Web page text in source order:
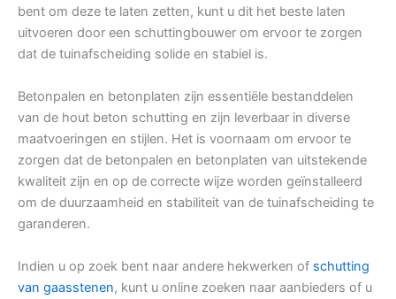
bent om deze te laten zetten, kunt u dit het beste laten
uitvoeren door een schuttingbouwer om ervoor te zorgen
dat de tuinafscheiding solide en stabiel is.
Betonpalen en betonplaten zijn essentiële bestanddelen
van de hout beton schutting en zijn leverbaar in diverse
maatvoeringen en stijlen. Het is voornaam om ervoor te
zorgen dat de betonpalen en betonplaten van uitstekende
kwaliteit zijn en op de correcte wijze worden geïnstalleerd
om de duurzaamheid en stabiliteit van de tuinafscheiding te
garanderen.
Indien u op zoek bent naar andere hekwerken of schutting
van gaasstenen, kunt u online zoeken naar aanbieders of u